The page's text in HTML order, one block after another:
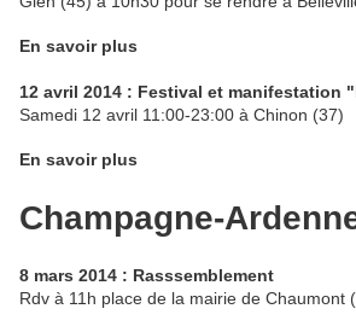
En savoir plus
12 avril 2014 : Festival et manifestation
Samedi 12 avril 11:00-23:00 à Chinon (37)
En savoir plus
Champagne-
8 mars 2014 : Rasssemblement
Rdv à 11h place de la mairie de Chaumont